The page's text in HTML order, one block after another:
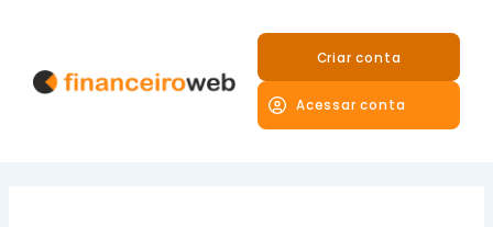
conteúdo
Criar conta
Acessar conta